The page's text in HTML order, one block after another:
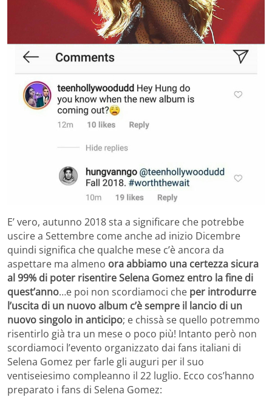
E’ vero, autunno 2018 sta a significare che potrebbe
uscire a Settembre come anche ad inizio Dicembre
quindi significa che qualche mese c’è ancora da
aspettare ma almeno ora abbiamo una certezza sicura
al 99% di poter risentire Selena Gomez entro la fine di
quest’anno…e poi non scordiamoci che per introdurre
l’uscita di un nuovo album c’è sempre il lancio di un
nuovo singolo in anticipo; e chissà se quello potremmo
risentirlo già tra un mese o poco più! Intanto però non
scordiamoci l’evento organizzato dai fans italiani di
Selena Gomez per farle gli auguri per il suo
ventiseiesimo compleanno il 22 luglio. Ecco cos’hanno
preparato i fans di Selena Gomez: